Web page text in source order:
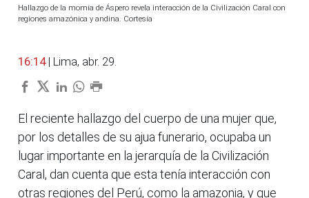
Hallazgo de la momia de Áspero revela interacción de la Civilización Caral con
regiones amazónica y andina. Cortesía
16:14 | Lima, abr. 29.
El reciente hallazgo del cuerpo de una mujer que,
por los detalles de su ajua funerario, ocupaba un
lugar importante en la jerarquía de la Civilización
Caral, dan cuenta que esta tenía interacción con
otras regiones del Perú, como la amazonia, y que